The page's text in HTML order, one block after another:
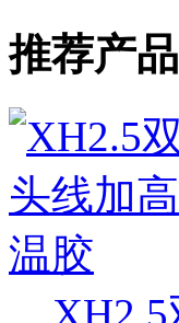
推荐产品